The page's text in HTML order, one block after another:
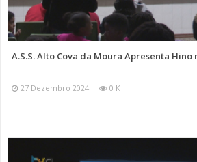
A.S.S. Alto Cova da Moura Apresenta Hino
27 Dezembro 2024 0 K